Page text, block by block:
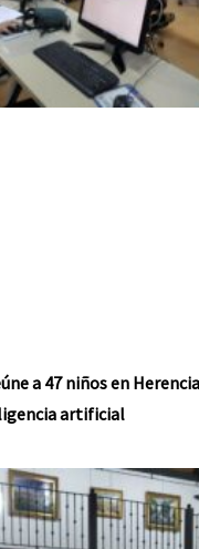
a 47 niños en
artificial